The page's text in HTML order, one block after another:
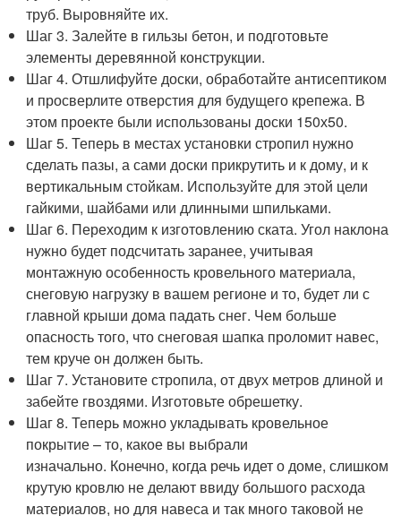
труб. Выровняйте их.
Шаг 3. Залейте в гильзы бетон, и подготовьте
элементы деревянной конструкции.
Шаг 4. Отшлифуйте доски, обработайте антисептиком
и просверлите отверстия для будущего крепежа. В
этом проекте были использованы доски 150х50.
Шаг 5. Теперь в местах установки стропил нужно
сделать пазы, а сами доски прикрутить и к дому, и к
вертикальным стойкам. Используйте для этой цели
гайкими, шайбами или длинными шпильками.
Шаг 6. Переходим к изготовлению ската. Угол наклона
нужно будет подсчитать заранее, учитывая
монтажную особенность кровельного материала,
снеговую нагрузку в вашем регионе и то, будет ли с
главной крыши дома падать снег. Чем больше
опасность того, что снеговая шапка проломит навес,
тем круче он должен быть.
Шаг 7. Установите стропила, от двух метров длиной и
забейте гвоздями. Изготовьте обрешетку.
Шаг 8. Теперь можно укладывать кровельное
покрытие – то, какое вы выбрали
изначально. Конечно, когда речь идет о доме, слишком
крутую кровлю не делают ввиду большого расхода
материалов, но для навеса и так много таковой не